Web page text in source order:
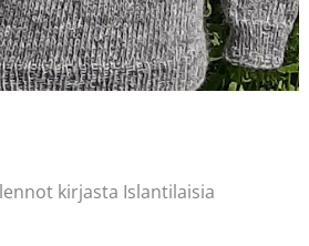
kirjasta Islantilaisia